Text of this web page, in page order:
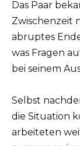
Das Paar
Zwischenzeit
abruptes
was Fragen
bei seinem
Selbst
die Situation
arbeiteten